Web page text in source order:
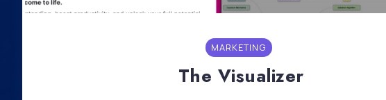
MARKETING
The Visualizer